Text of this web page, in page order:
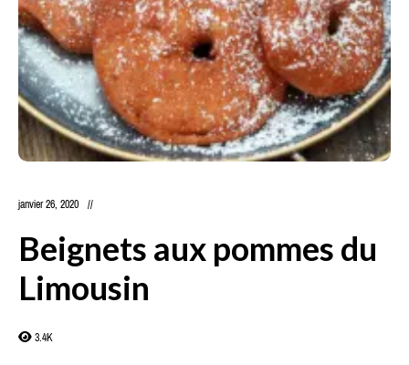
janvier 26, 2020
Beignets aux pommes du
Limousin
3.4K